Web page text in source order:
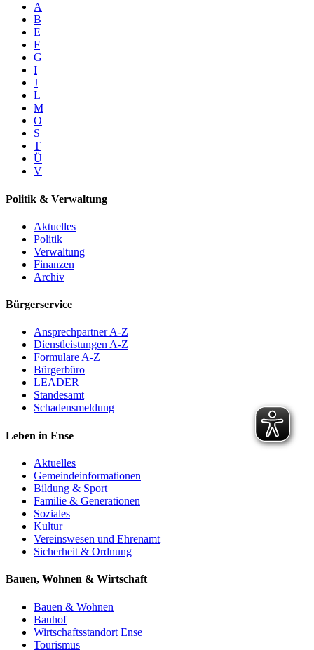
A
B
E
F
G
I
J
L
M
O
S
T
Ü
V
Politik & Verwaltung
Aktuelles
Politik
Verwaltung
Finanzen
Archiv
Bürgerservice
Ansprechpartner A-Z
Dienstleistungen A-Z
Formulare A-Z
Bürgerbüro
LEADER
Standesamt
Schadensmeldung
Leben in Ense
Aktuelles
Gemeinde­informationen
Bildung & Sport
Familie & Generationen
Soziales
Kultur
Vereinswesen und Ehrenamt
Sicherheit & Ordnung
Bauen, Wohnen & Wirtschaft
Bauen & Wohnen
Bauhof
Wirtschaftsstandort Ense
Tourismus